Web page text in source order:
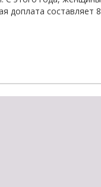
доплата составляет